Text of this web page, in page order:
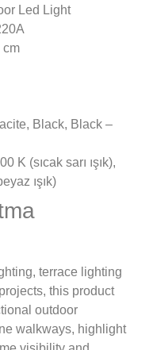
Led Light
cm
Black, Black –
K (sıcak sarı ışık),
ışık)
terrace lighting
this product
outdoor
walkways, highlight